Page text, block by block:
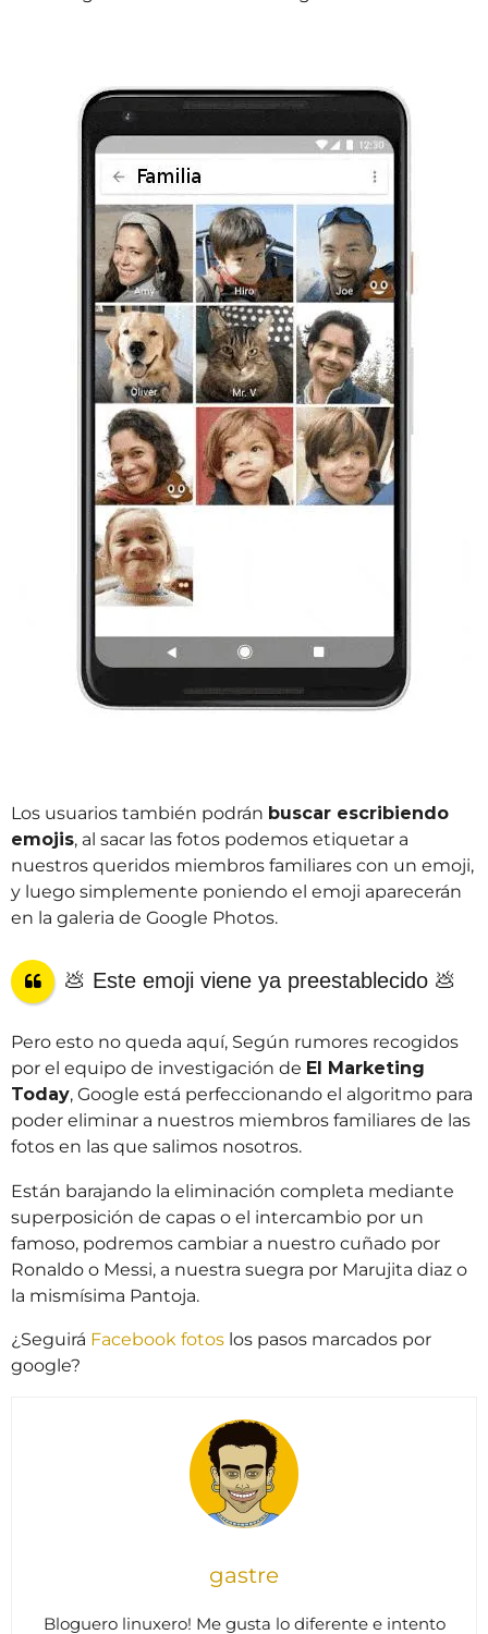
Los usuarios también podrán buscar escribiendo
emojis, al sacar las fotos podemos etiquetar a
nuestros queridos miembros familiares con un emoji,
y luego simplemente poniendo el emoji aparecerán
en la galeria de Google Photos.
💩 Este emoji viene ya preestablecido 💩
Pero esto no queda aquí, Según rumores recogidos
por el equipo de investigación de El Marketing
Today, Google está perfeccionando el algoritmo para
poder eliminar a nuestros miembros familiares de las
fotos en las que salimos nosotros.
Están barajando la eliminación completa mediante
superposición de capas o el intercambio por un
famoso, podremos cambiar a nuestro cuñado por
Ronaldo o Messi, a nuestra suegra por Marujita diaz o
la mismísima Pantoja.
¿Seguirá Facebook fotos los pasos marcados por
google?
gastre
Bloguero linuxero! Me gusta lo diferente e intento